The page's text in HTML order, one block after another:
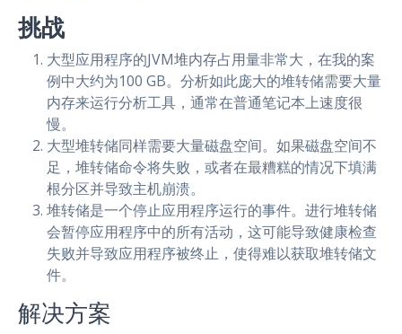
挑战
大型应用程序的JVM堆内存占用量非常大，在我的案
例中大约为100 GB。分析如此庞大的堆转储需要大量
内存来运行分析工具，通常在普通笔记本上速度很
慢。
大型堆转储同样需要大量磁盘空间。如果磁盘空间不
足，堆转储命令将失败，或者在最糟糕的情况下填满
根分区并导致主机崩溃。
堆转储是一个停止应用程序运行的事件。进行堆转储
会暂停应用程序中的所有活动，这可能导致健康检查
失败并导致应用程序被终止，使得难以获取堆转储文
件。
解决方案